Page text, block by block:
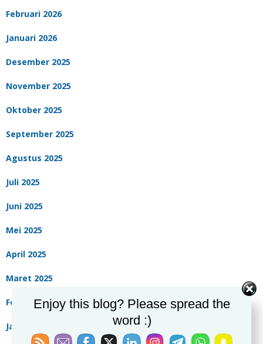
Februari 2026
Januari 2026
Desember 2025
November 2025
Oktober 2025
September 2025
Agustus 2025
Juli 2025
Juni 2025
Mei 2025
April 2025
Maret 2025
Februari 2025
Januari 2025
Enjoy this blog? Please spread the
word :)